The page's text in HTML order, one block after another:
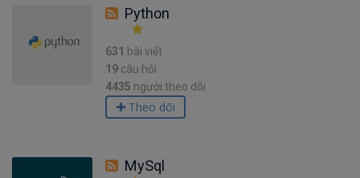
Python
631 bài viết
19 câu hỏi
4435 người theo dõi
Theo dõi
MySql